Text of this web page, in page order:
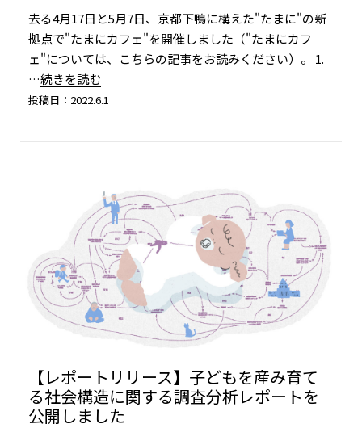
去る4月17日と5月7日、京都下鴨に構えた"たまに"の新
拠点で"たまにカフェ"を開催しました（"たまにカフ
ェ"については、こちらの記事をお読みください）。 1.
…続きを読む
投稿日：2022.6.1
【レポートリリース】子どもを産み育て
る社会構造に関する調査分析レポートを
公開しました